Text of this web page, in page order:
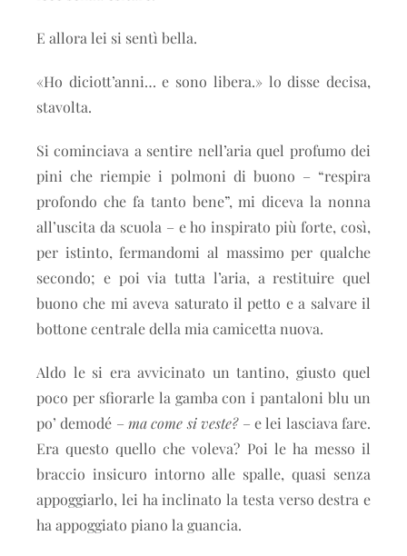
E allora lei si sentì bella.
«Ho diciott’anni… e sono libera.» lo disse decisa,
stavolta.
Si cominciava a sentire nell’aria quel profumo dei
pini che riempie i polmoni di buono – “respira
profondo che fa tanto bene”, mi diceva la nonna
all’uscita da scuola – e ho inspirato più forte, così,
per istinto, fermandomi al massimo per qualche
secondo; e poi via tutta l’aria, a restituire quel
buono che mi aveva saturato il petto e a salvare il
bottone centrale della mia camicetta nuova.
Aldo le si era avvicinato un tantino, giusto quel
poco per sfiorarle la gamba con i pantaloni blu un
po’ demodé –ma come si veste?– e lei lasciava fare.
Era questo quello che voleva? Poi le ha messo il
braccio insicuro intorno alle spalle, quasi senza
appoggiarlo, lei ha inclinato la testa verso destra e
ha appoggiato piano la guancia.